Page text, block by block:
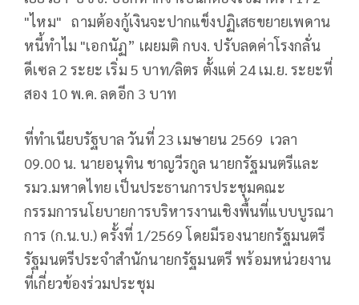
"ไหม" ถามต้องกู้เงินจะปากแข็งปฏิเสธขยายเพดาน
หนี้ทำไม "เอกนัฏ” เผยมติ กบง. ปรับลดค่าโรงกลั่น
ดีเซล 2 ระยะ เริ่ม 5 บาท/ลิตร ตั้งแต่ 24 เม.ย. ระยะที่
สอง 10 พ.ค. ลดอีก 3 บาท
ที่ทำเนียบรัฐบาล วันที่ 23 เมษายน 2569 เวลา
09.00 น. นายอนุทิน ชาญวีรกูล นายกรัฐมนตรีและ
รมว.มหาดไทย เป็นประธานการประชุมคณะ
กรรมการนโยบายการบริหารงานเชิงพื้นที่แบบบูรณา
การ (ก.น.บ.) ครั้งที่ 1/2569 โดยมีรองนายกรัฐมนตรี
รัฐมนตรีประจำสำนักนายกรัฐมนตรี พร้อมหน่วยงาน
ที่เกี่ยวข้องร่วมประชุม